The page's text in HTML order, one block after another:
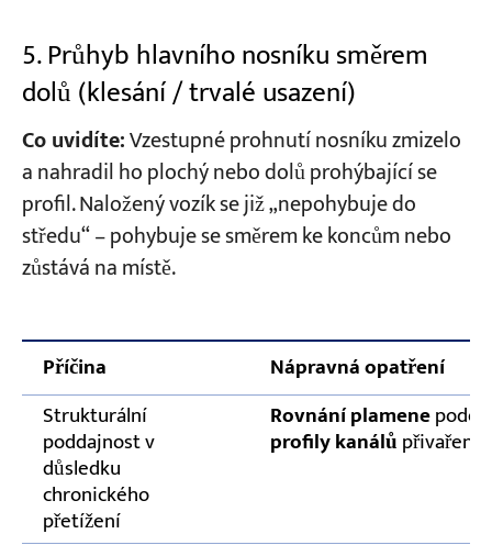
5. Průhyb hlavního nosníku směrem
dolů (klesání / trvalé usazení)
Co uvidíte:Vzestupné prohnutí nosníku zmizelo
a nahradil ho plochý nebo dolů prohýbající se
profil. Naložený vozík se již „nepohybuje do
středu“ – pohybuje se směrem ke koncům nebo
zůstává na místě.
Příčina
Nápravná opatření
Strukturální
poddajnost v
důsledku
chronického
přetížení
Rovnání plamenepodél
profily kanálů